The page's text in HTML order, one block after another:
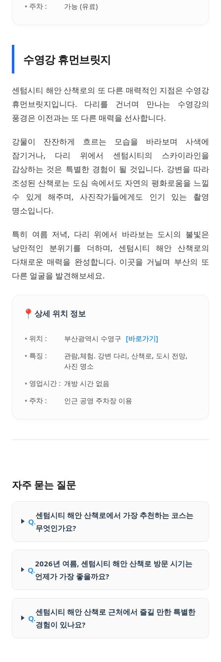
• 주차 : 가능 (유료)
수영강 휴먼브릿지
센텀시티 해안 산책로의 또 다른 매력적인 지점은 수영강
휴먼브릿지입니다. 다리를 건너며 만나는 수영강의
풍경은 이전과는 또 다른 매력을 선사합니다.
강물이 잔잔하게 흐르는 모습을 바라보며 사색에
잠기거나, 다리 위에서 센텀시티의 스카이라인을
감상하는 것은 특별한 경험이 될 것입니다. 강변을 따라
조성된 산책로는 도심 속에서도 자연의 평화로움을 느낄
수 있게 해주며, 사진작가들에게도 인기 있는 촬영
명소입니다.
특히 여름 저녁, 다리 위에서 바라보는 도시의 불빛은
낭만적인 분위기를 더하며, 센텀시티 해안 산책로의
다채로운 매력을 완성합니다. 이곳을 거닐며 부산의 또
다른 얼굴을 발견해보세요.
📍 상세 위치 정보
• 위치 : 부산광역시 수영구 [바로가기]
• 특징 :
관람,체험. 강변 다리, 산책로, 도시 전망,
사진 명소
• 영업시간 : 개방 시간 없음
• 주차 :
인근 공영 주차장 이용
자주 묻는 질문
Q.
센텀시티 해안 산책로에서 가장 추천하는 코스는
무엇인가요?
Q.
2026년 여름, 센텀시티 해안 산책로 방문 시기는
언제가 가장 좋을까요?
Q.
센텀시티 해안 산책로 근처에서 즐길 만한 특별한
경험이 있나요?